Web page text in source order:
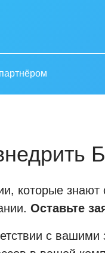
которые знают
Оставьте
с вашими